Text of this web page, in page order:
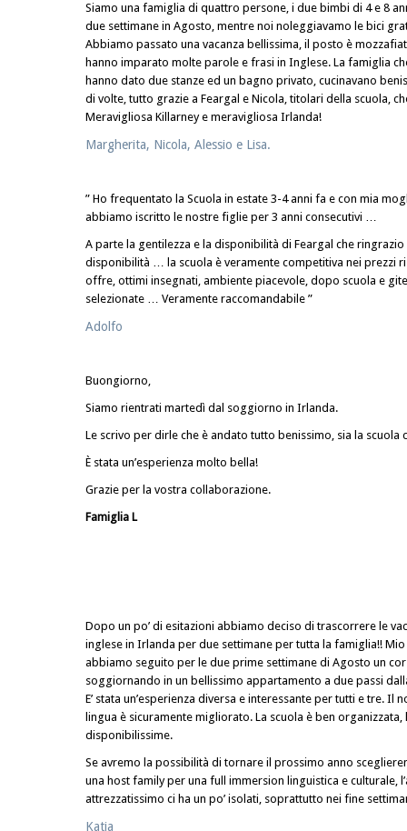
Siamo una famiglia di quattro persone, i due bimbi di 4 e 8
due settimane in Agosto, mentre noi noleggiavamo le bici
Abbiamo passato una vacanza bellissima, il posto è
hanno imparato molte parole e frasi in Inglese. La famiglia
hanno dato due stanze ed un bagno privato, cucinavano
di volte, tutto grazie a Feargal e Nicola, titolari della scuola,
Meravigliosa Killarney e meravigliosa Irlanda!
Margherita, Nicola, Alessio e Lisa.
” Ho frequentato la Scuola in estate 3-4 anni fa e con mia
abbiamo iscritto le nostre figlie per 3 anni consecutivi …
A parte la gentilezza e la disponibilità di Feargal che
disponibilità … la scuola è veramente competitiva nei prezzi
offre, ottimi insegnati, ambiente piacevole, dopo scuola e
selezionate … Veramente raccomandabile ”
Adolfo
Buongiorno,
Siamo rientrati martedì dal soggiorno in Irlanda.
Le scrivo per dirle che è andato tutto benissimo, sia la
È stata un’esperienza molto bella!
Grazie per la vostra collaborazione.
Famiglia L
Dopo un po’ di esitazioni abbiamo deciso di trascorrere le
inglese in Irlanda per due settimane per tutta la famiglia!!
abbiamo seguito per le due prime settimane di Agosto un
soggiornando in un bellissimo appartamento a due passi
E’ stata un’esperienza diversa e interessante per tutti e tre. Il
lingua è sicuramente migliorato. La scuola è ben
disponibilissime.
Se avremo la possibilità di tornare il prossimo anno
una host family per una full immersion linguistica e culturale,
attrezzatissimo ci ha un po’ isolati, soprattutto nei fine
Katia